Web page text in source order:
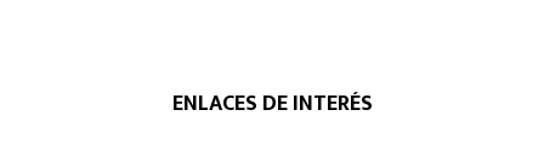
ENLACES DE INTERÉS